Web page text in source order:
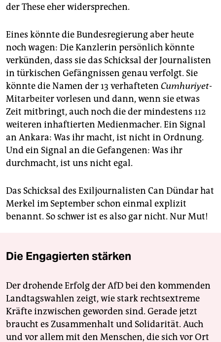
der These eher widersprechen.
Eines könnte die Bundesregierung aber heute
noch wagen: Die Kanzlerin persönlich könnte
verkünden, dass sie das Schicksal der Journalisten
in türkischen Gefängnissen genau verfolgt. Sie
könnte die Namen der 13 verhafteten Cumhuriyet-
Mitarbeiter vorlesen und dann, wenn sie etwas
Zeit mitbringt, auch noch die der mindestens 112
weiteren inhaftierten Medienmacher. Ein Signal
an Ankara: Was ihr macht, ist nicht in Ordnung.
Und ein Signal an die Gefangenen: Was ihr
durchmacht, ist uns nicht egal.
Das Schicksal des Exiljournalisten Can Dündar hat
Merkel im September schon einmal explizit
benannt. So schwer ist es also gar nicht. Nur Mut!
Die Engagierten stärken
Der drohende Erfolg der AfD bei den kommenden
Landtagswahlen zeigt, wie stark rechtsextreme
Kräfte inzwischen geworden sind. Gerade jetzt
braucht es Zusammenhalt und Solidarität. Auch
und vor allem mit den Menschen, die sich vor Ort